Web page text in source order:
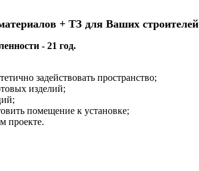
+ ТЗ для Ваших строителей
- 21 год.
задействовать пространство;
изделий;
помещение к установке;
проекте.